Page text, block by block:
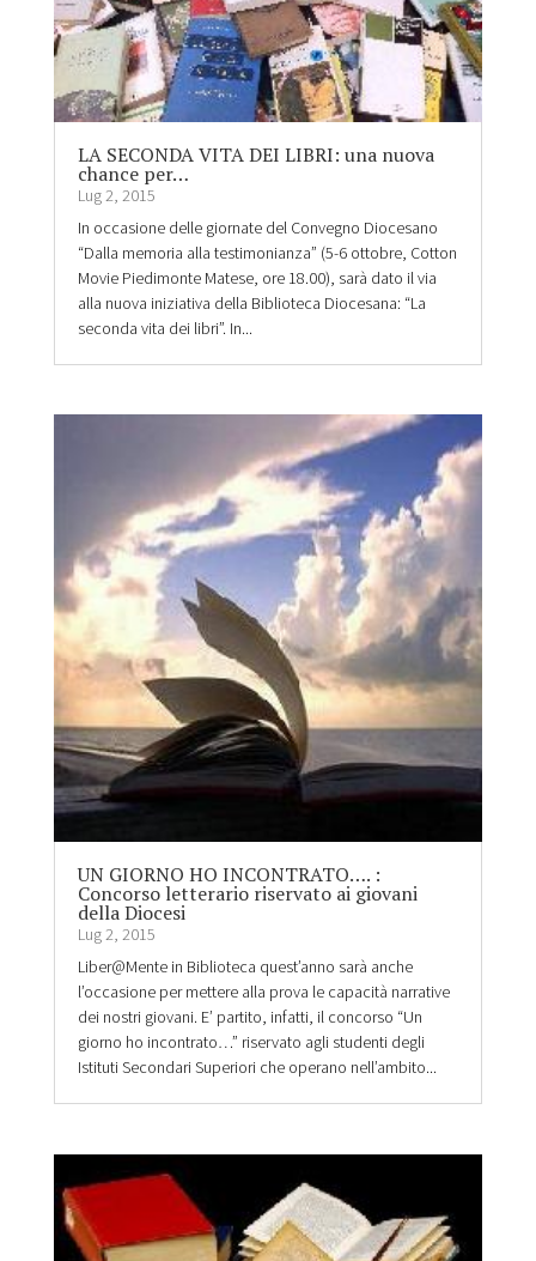
LA SECONDA VITA DEI LIBRI: una nuova
chance per…
Lug 2, 2015
In occasione delle giornate del Convegno Diocesano
“Dalla memoria alla testimonianza” (5-6 ottobre, Cotton
Movie Piedimonte Matese, ore 18.00), sarà dato il via
alla nuova iniziativa della Biblioteca Diocesana: “La
seconda vita dei libri”. In...
UN GIORNO HO INCONTRATO…. :
Concorso letterario riservato ai giovani
della Diocesi
Lug 2, 2015
Liber@Mente in Biblioteca quest’anno sarà anche
l’occasione per mettere alla prova le capacità narrative
dei nostri giovani. E’ partito, infatti, il concorso “Un
giorno ho incontrato…” riservato agli studenti degli
Istituti Secondari Superiori che operano nell’ambito...